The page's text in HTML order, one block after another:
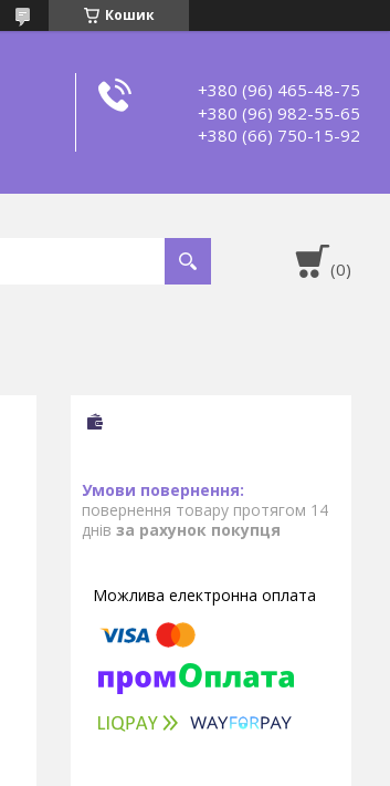
Кошик
+380 (96) 465-48-75
+380 (96) 982-55-65
+380 (66) 750-15-92
повернення товару протягом 14
днів за рахунок покупця